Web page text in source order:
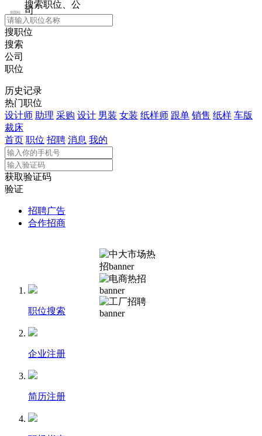
全国站
搜索职位、公
司
搜职位
搜索
公司
职位
历史记录
热门职位
设计师 助理 采购 设计 男装 女装 纸样师 跟单 销售 纸样 车版
裁床
首页 职位 招聘 消息 我的
获取验证码
验证
招聘广告
合作招商
职位搜索
企业注册
简历注册